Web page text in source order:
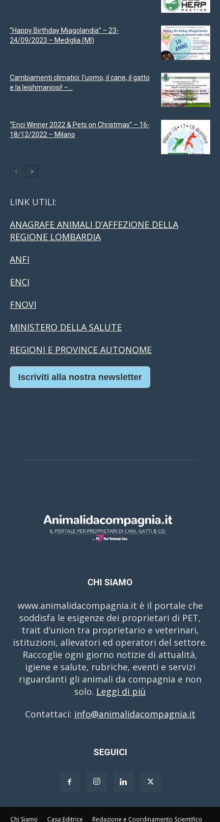
“Happy Birthday Miagolandia” – 23-
24/09/2023 – Mediglia (MI)
Cambiamenti climatici: l’uomo, il cane, il gatto
e la leishmaniosi! –...
“Enci Winner 2022 & Pets on Christmas” – 16-
18/12/2022 – Milano
LINK UTILI:
ANAGRAFE ANIMALI D’AFFEZIONE DELLA
REGIONE LOMBARDIA
ANFI
ENCI
FNOVI
MINISTERO DELLA SALUTE
REGIONI E PROVINCE AUTONOME
Iscriviti alla nostra newsletter
CHI SIAMO
www.animalidacompagnia.it è il portale che
soddisfa le esigenze dei proprietari di PET,
trait d'union tra proprietario e veterinari,
istituzioni, allevatori ed operatori del settore.
Raccoglie ogni giorno notizie di attualità,
igiene e salute, rubriche, eventi e servizi
riguardanti gli animali da compagnia e non
solo. Leggi di più
Contattaci: info@animalidacompagnia.it
SEGUICI
Chi Siamo Casa Editrice Redazione e Coordinamento Scientifico